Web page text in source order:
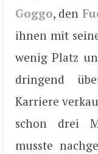
Goggo, den
ihnen mit
wenig Platz
dringend
Karriere
schon drei
musste